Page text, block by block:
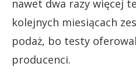
nawet dwa razy więcej
kolejnych miesiącach
podaż, bo testy
producenci.